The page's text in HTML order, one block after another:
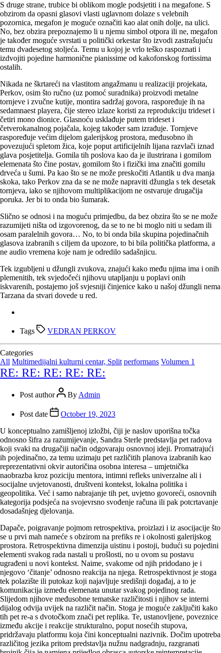
S druge strane, trubice bi oblikom mogle podsjetiti i na megafone. S
obzirom da opasni glasovi vlasti uglavnom dolaze s velebnih
pozornica, megafon je moguće označiti kao alat onih dolje, na ulici.
No, bez obzira prepoznajemo li u njemu simbol otpora ili ne, megafon
je također moguće svrstati u politički orkestar što izvodi zastrašujuću
temu dvadesetog stoljeća. Temu u kojoj je vrlo teško raspoznati i
izdvojiti pojedine harmonične pianissime od kakofonskog fortissima
ostalih.
Nikada ne škrtareći na vlastitom angažmanu u realizaciji projekata,
Perkov, osim što ručno (uz pomoć suradnika) proizvodi metalne
tornjeve i zvučne kutije, montira sadržaj govora, raspoređuje ih na
sedamnaest playera, čije stereo izlaze koristi za reprodukciju trideset i
četiri mono dionice. Glasnoću usklađuje putem trideset i
četverokanalnog pojačala, kojeg također sam izrađuje. Tornjeve
raspoređuje većim dijelom galerijskog prostora, međusobno ih
povezujući spletom žica, koje poput artificijelnih lijana razvlači iznad
glava posjetitelja. Gomila tih poslova kao da je ilustrirana i gomilom
elemenata što čine postav, gomilom što i fizički ima značiti gomilu
drveća u šumi. Pa kao što se ne može preskočiti Atlantik u dva manja
skoka, tako Perkov zna da se ne može napraviti džungla s tek desetak
tornjeva, iako se njihovom multiplikacijom ne ostvaruje drugačija
poruka. Jer bi to onda bio šumarak.
Slično se odnosi i na moguću primjedbu, da bez obzira što se ne može
razumijeti ništa od izgovorenog, da se to ne bi moglo niti u sedam ili
osam paralelnih govora… No, to bi onda bila skupina pojedinačnih
glasova izabranih s ciljem da upozore, to bi bila politička platforma, a
ne audio vremena koje nam je odredilo sadašnjicu.
Tek izgubljeni u džungli zvukova, znajući kako među njima ima i onih
plemenitih, tek svjedočeći njihovu utapljanju u poplavi onih
iskvarenih, postajemo još svjesniji činjenice kako u našoj džungli nema
Tarzana da stvari dovede u red.
Tags VEDRAN PERKOV
Categories
All Multimedijalni kulturni centar, Split performans Volumen 1
RE: RE: RE: RE: RE:
Post author By Admin
Post date
October 19, 2023
U konceptualno zamišljenoj izložbi, čiji je naslov uporišna točka
odnosno šifra za razumijevanje, Sandra Sterle predstavlja pet radova
koji svaki na drugačiji način odgovaraju osnovnoj ideji. Promatrajući
ih pojedinačno, za temu uzimaju pet različitih planova izabranih kao
reprezentativni okvir autoričina osobna interesa – umjetnička
naobrazba kroz poziciju mentora, intimni refleks univerzalne ali i
socijalne uvjetovanosti, društveni kontekst, lokalna politika i
geopolitika. Već i samo nabrajanje tih pet, uvjetno govoreći, osnovnih
kategorija podsjeća na svojevrsno svođenje računa ili pak potcrtavanje
dosadašnjeg djelovanja.
Dapače, poigravanje pojmom retrospektiva, proizlazi i iz asocijacije što
se u prvi mah nameće s obzirom na prefiks re i okolnosti galerijskog
prostora. Retrospektivna dimenzija uistinu i postoji, budući su pojedini
elementi svakog rada nastali u prošlosti, no u ovom su postavu
ugrađeni u novi kontekst. Naime, svakome od njih pridodano je i
njegovo ‘čitanje’ odnosno reakcija na njega. Retrospektivnost je stoga
tek polazište ili putokaz koji najavljuje središnji događaj, a to je
komunikacija između elemenata unutar svakog pojedinog rada.
Slijedom njihove međusobne te­matske različitosti i njihov se interni
dijalog odvija uvijek na različit način. Stoga je moguće zaključiti kako
tih pet re-a s dvotočkom znači pet replika. Te, ustanovljene, poveznice
između akcije i reakcije strukturalno, poput nosećih stupova,
pridržavaju platformu koja čini konceptualni nazivnik. Dočim upotreba
različitog jezika pritom predstavlja nužnu nadgradnju, razgranati